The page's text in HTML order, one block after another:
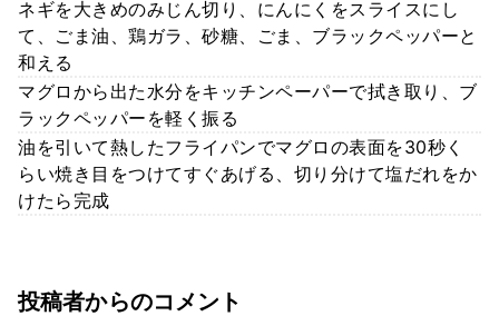
ネギを大きめのみじん切り、にんにくをスライスにし
て、ごま油、鶏ガラ、砂糖、ごま、ブラックペッパーと
和える
マグロから出た水分をキッチンペーパーで拭き取り、ブ
ラックペッパーを軽く振る
油を引いて熱したフライパンでマグロの表面を30秒く
らい焼き目をつけてすぐあげる、切り分けて塩だれをか
けたら完成
投稿者からのコメント